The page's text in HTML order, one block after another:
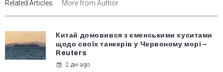
Related Articles More from Author
Китай домовився з єменськими хуситами
щодо своїх танкерів у Червоному морі –
Reuters
2 дні ago